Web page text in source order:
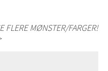
FLERE MØNSTER/FARGER!